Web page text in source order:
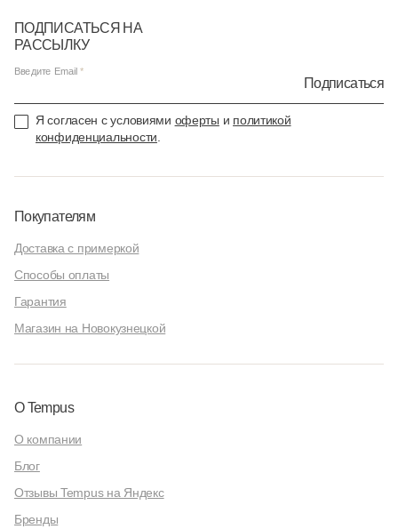
ПОДПИСАТЬСЯ НА
РАССЫЛКУ
Введите Email
Подписаться
Я согласен с условиями оферты и политикой
конфиденциальности
Покупателям
Доставка с примеркой
Способы оплаты
Гарантия
Магазин на Новокузнецкой
О Tempus
О компании
Блог
Отзывы Tempus на Яндекс
Бренды